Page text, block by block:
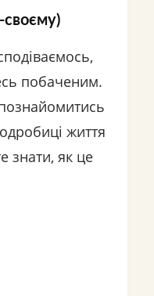
своєму)
побаченим.
життя
знати, як це